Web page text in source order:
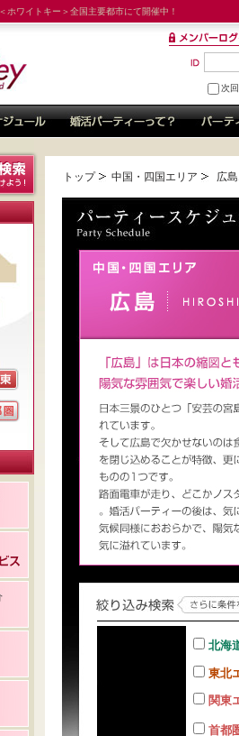
ホワイトキー＞全国主要都市にて開催中！
次
トップ 中国・四国エリア 広
北海
東北
関東
首都